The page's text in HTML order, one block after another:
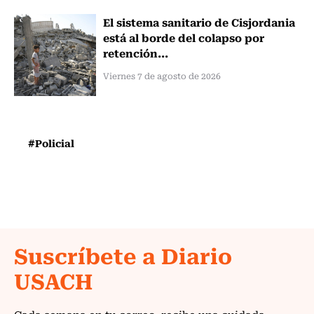
El sistema sanitario de Cisjordania
está al borde del colapso por
retención...
Viernes 7 de agosto de 2026
#Policial